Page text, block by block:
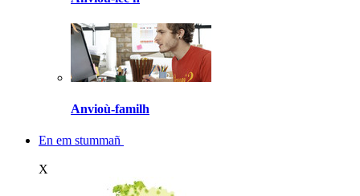
Anvioù-familh
En em stummañ
X